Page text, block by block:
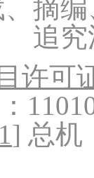
摘
追
许可
] 总机